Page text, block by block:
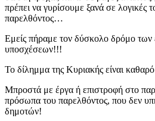
πρέπει να γυρίσουμε ξανά σε λογικές
παρελθόντος…
Eμείς πήραμε τον δύσκολο δρόμο των
υποσχέσεων!!!
Το δίλημμα της Κυριακής είναι
Μπροστά με έργα ή επιστροφή στο
πρόσωπα του παρελθόντος, που δεν
δημοτών!